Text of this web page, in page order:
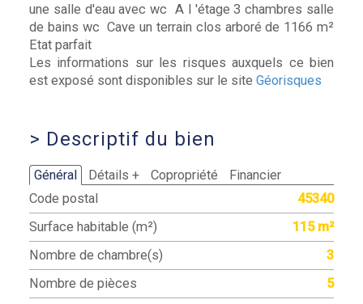
une salle d'eau avec wc A l 'étage 3 chambres salle
de bains wc Cave un terrain clos arboré de 1166 m²
Etat parfait
Les informations sur les risques auxquels ce bien
est exposé sont disponibles sur le site Géorisques
> Descriptif du bien
Général Détails + Copropriété
Financier
Code postal
45340
Surface habitable (m²)
115 m²
Nombre de chambre(s)
3
Nombre de pièces
5